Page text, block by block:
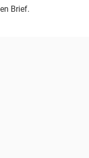
Brief.